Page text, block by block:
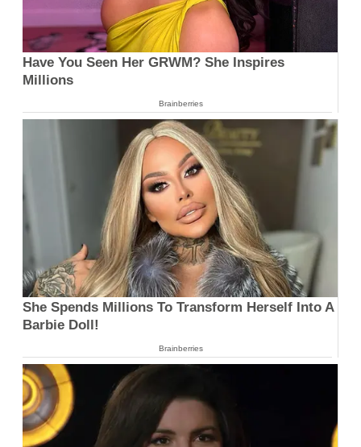
Have You Seen Her GRWM? She Inspires
Millions
Brainberries
She Spends Millions To Transform Herself Into A
Barbie Doll!
Brainberries